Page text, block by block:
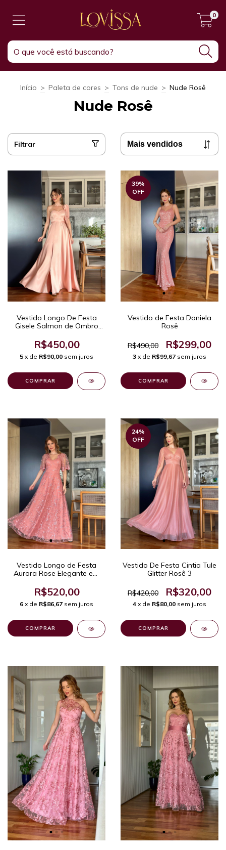
0
Início > Paleta de cores > Tons de nude > Nude Rosê
Nude Rosê
Filtrar
Vestido Longo De Festa
Gisele Salmon de Ombro
R$450,00
5 x de R$90,00 sem juros
COMPRAR
39%
OFF
Vestido de Festa Daniela
Rosê
R$490,00 R$299,00
3 x de R$99,67 sem juros
COMPRAR
Vestido Longo de Festa
Aurora Rose Elegante em
3/4
R$520,00
6 x de R$86,67 sem juros
COMPRAR
24%
OFF
Vestido De Festa Cintia Tule
Glitter Rosê 3
R$420,00 R$320,00
4 x de R$80,00 sem juros
COMPRAR